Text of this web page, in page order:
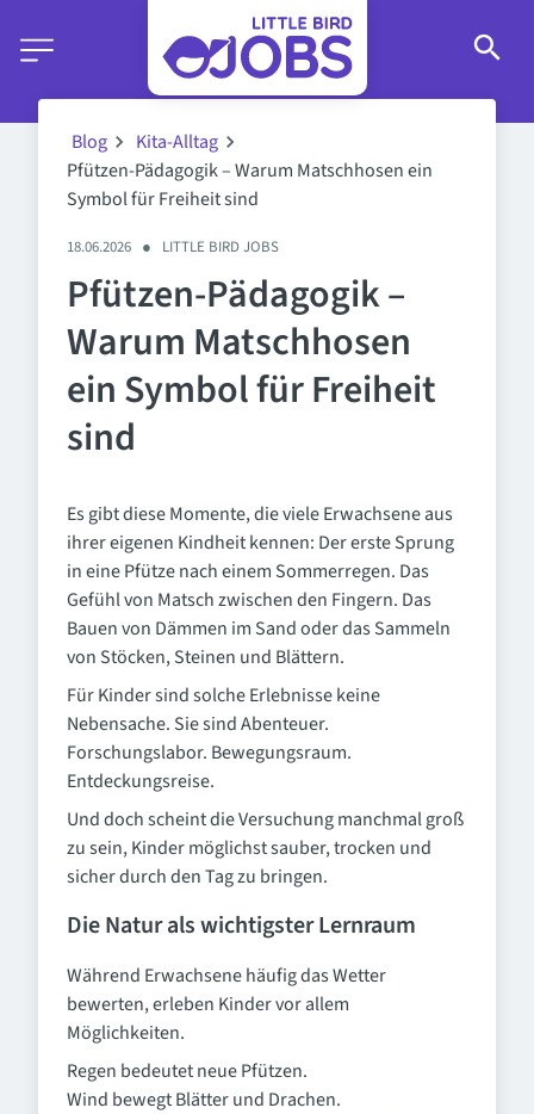
Blog
Kita-Alltag
Pfützen-Pädagogik – Warum Matschhosen ein
Symbol für Freiheit sind
18.06.2026 ● LITTLE BIRD JOBS
Pfützen-Pädagogik –
Warum Matschhosen
ein Symbol für Freiheit
sind
Es gibt diese Momente, die viele Erwachsene aus
ihrer eigenen Kindheit kennen: Der erste Sprung
in eine Pfütze nach einem Sommerregen. Das
Gefühl von Matsch zwischen den Fingern. Das
Bauen von Dämmen im Sand oder das Sammeln
von Stöcken, Steinen und Blättern.
Für Kinder sind solche Erlebnisse keine
Nebensache. Sie sind Abenteuer.
Forschungslabor. Bewegungsraum.
Entdeckungsreise.
Und doch scheint die Versuchung manchmal groß
zu sein, Kinder möglichst sauber, trocken und
sicher durch den Tag zu bringen.
Die Natur als wichtigster Lernraum
Während Erwachsene häufig das Wetter
bewerten, erleben Kinder vor allem
Möglichkeiten.
Regen bedeutet neue Pfützen.
Wind bewegt Blätter und Drachen.